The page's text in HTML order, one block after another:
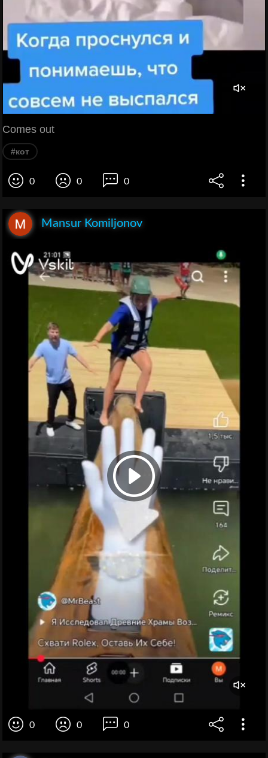
Comes out
#кот
0 0 0
Mansur Komiljonov
0 0 0